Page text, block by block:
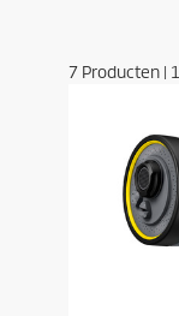
7 Producten | 1